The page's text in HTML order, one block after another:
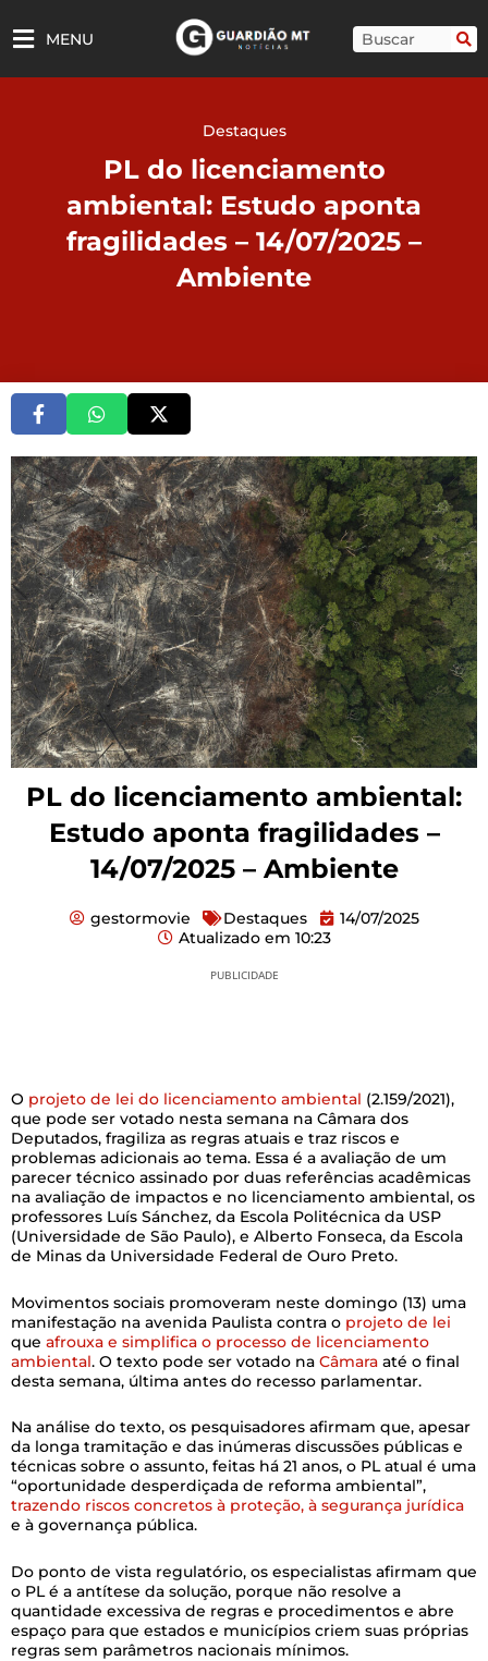
para
MENU Pesquisar
Destaques
PL do licenciamento
ambiental: Estudo aponta
fragilidades – 14/07/2025 –
Ambiente
PL do licenciamento ambiental:
Estudo aponta fragilidades –
14/07/2025 – Ambiente
gestormovie Destaques
14/07/2025
Atualizado em 10:23
PUBLICIDADE
O projeto de lei do licenciamento ambiental (2.159/2021),
que pode ser votado nesta semana na Câmara dos
Deputados, fragiliza as regras atuais e traz riscos e
problemas adicionais ao tema. Essa é a avaliação de um
parecer técnico assinado por duas referências acadêmicas
na avaliação de impactos e no licenciamento ambiental, os
professores Luís Sánchez, da Escola Politécnica da USP
(Universidade de São Paulo), e Alberto Fonseca, da Escola
de Minas da Universidade Federal de Ouro Preto.
Movimentos sociais promoveram neste domingo (13) uma
manifestação na avenida Paulista contra o projeto de lei
que afrouxa e simplifica o processo de licenciamento
ambiental. O texto pode ser votado na Câmara até o final
desta semana, última antes do recesso parlamentar.
Na análise do texto, os pesquisadores afirmam que, apesar
da longa tramitação e das inúmeras discussões públicas e
técnicas sobre o assunto, feitas há 21 anos, o PL atual é uma
“oportunidade desperdiçada de reforma ambiental”,
trazendo riscos concretos à proteção, à segurança jurídica
e à governança pública.
Do ponto de vista regulatório, os especialistas afirmam que
o PL é a antítese da solução, porque não resolve a
quantidade excessiva de regras e procedimentos e abre
espaço para que estados e municípios criem suas próprias
regras sem parâmetros nacionais mínimos.